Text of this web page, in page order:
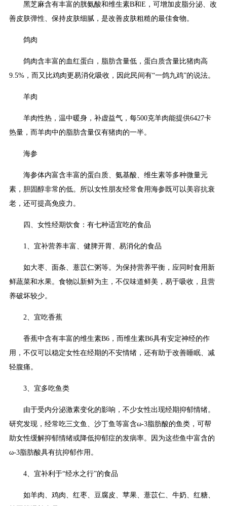
黑芝麻含有丰富的胱氨酸和维生素B和E，可增加皮脂分泌、改
善皮肤弹性、保持皮肤细腻，是改善皮肤粗糙的最佳食物。
鸽肉
鸽肉含丰富的血红蛋白，脂肪含量低，蛋白质含量比猪肉高
9.5%，而又比鸡肉更易消化吸收，因此民间有“一鸽九鸡”的说法。
羊肉
羊肉性热，温中暖身，补虚益气，每500克羊肉能提供6427卡
热量，而羊肉中的脂肪含量仅有猪肉的一半。
海参
海参体内富含丰富的蛋白质、氨基酸、维生素等多种微量元
素，胆固醇非常的低。所以女性朋友经常食用海参既可以美容抗衰
老，还可提高免疫力。
四、女性经期饮食：有七种适宜吃的食品
1、宜补营养丰富、健脾开胃、易消化的食品
如大枣、面条、薏苡仁粥等。为保持营养平衡，应同时食用新
鲜蔬菜和水果。食物以新鲜为主，不仅味道鲜美，易于吸收，且营
养破坏较少。
2、宜吃香蕉
香蕉中含有丰富的维生素B6，而维生素B6具有安定神经的作
用，不仅可以稳定女性在经期的不安情绪，还有助于改善睡眠、减
轻腹痛。
3、宜多吃鱼类
由于受内分泌激素变化的影响，不少女性出现经期抑郁情绪。
研究发现，经常吃三文鱼、沙丁鱼等富含ω-3脂肪酸的鱼类，可帮
助女性缓解抑郁情绪或降低抑郁症的发病率。因为这些鱼中富含的
ω-3脂肪酸具有抗抑郁作用。
4、宜补利于“经水之行”的食品
如羊肉、鸡肉、红枣、豆腐皮、苹果、薏苡仁、牛奶、红糖、